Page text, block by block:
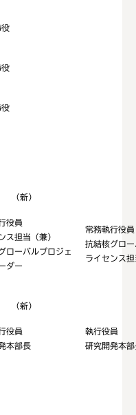
役
役
役
（新）
役員
ス担当（兼）
ローバルプロジェ
ダー
常務執行役員
抗結核グロ
ライセンス
（新）
役員
本部長
執行役員
研究開発本部